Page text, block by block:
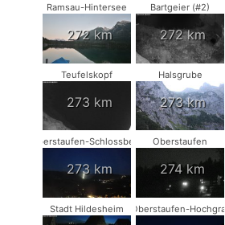
Ramsau-Hintersee
272 km
Bartgeier (#2)
272 km
Teufelskopf
273 km
Halsgrube
273 km
Oberstaufen-Schlossberg
273 km
Oberstaufen
274 km
Stadt Hildesheim Oberstaufen-Hochgrat